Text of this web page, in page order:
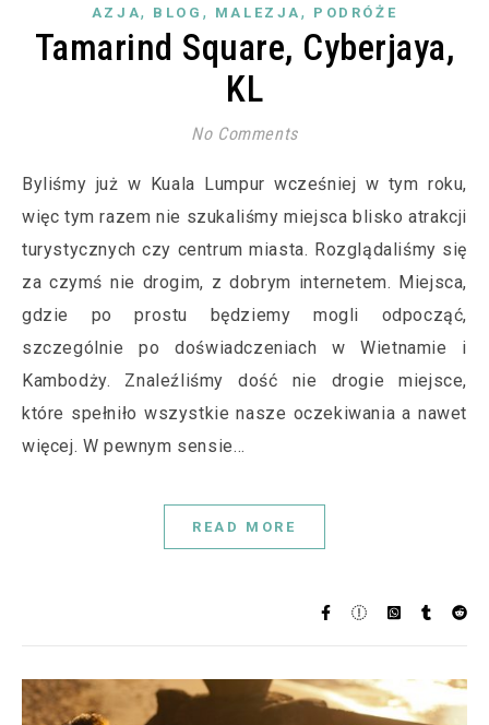
AZJA, BLOG , MALEZJA , PODRÓŻE
Tamarind Square, Cyberjaya,
KL
No Comments
Byliśmy już w Kuala Lumpur wcześniej w tym roku,
więc tym razem nie szukaliśmy miejsca blisko atrakcji
turystycznych czy centrum miasta. Rozglądaliśmy się
za czymś nie drogim, z dobrym internetem. Miejsca,
gdzie po prostu będziemy mogli odpocząć,
szczególnie po doświadczeniach w Wietnamie i
Kambodży. Znaleźliśmy dość nie drogie miejsce,
które spełniło wszystkie nasze oczekiwania a nawet
więcej. W pewnym sensie…
READ MORE